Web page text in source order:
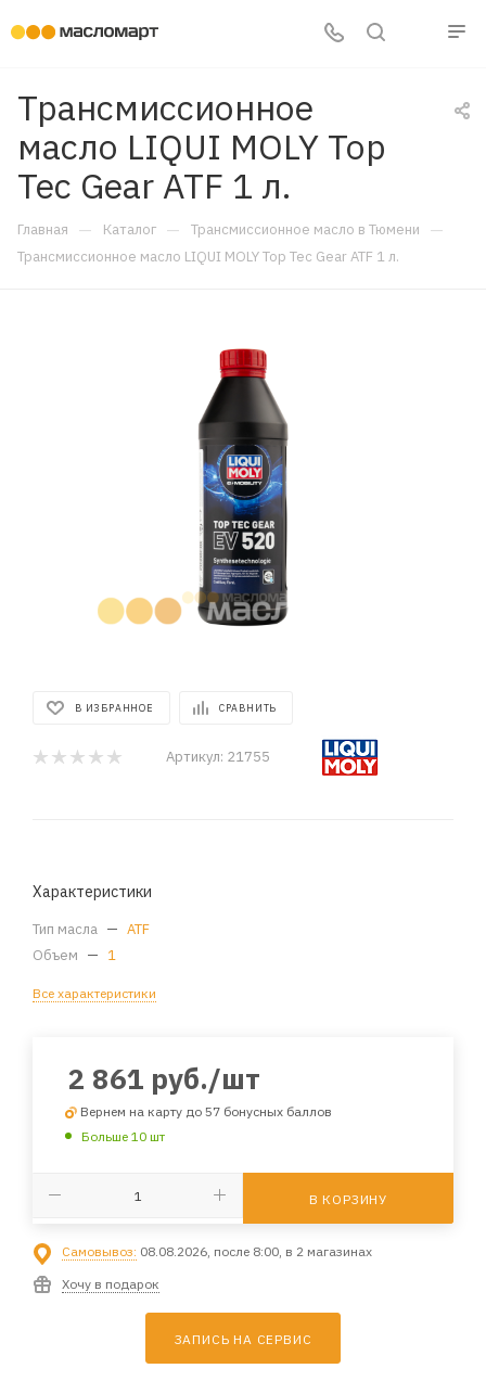
Трансмиссионное
масло LIQUI MOLY Top
Tec Gear ATF 1 л.
Главная — Каталог — Трансмиссионное масло в Тюмени —
Трансмиссионное масло LIQUI MOLY Top Tec Gear ATF 1 л.
В ИЗБРАННОЕ СРАВНИТЬ
Артикул: 21755
Характеристики
Тип масла — ATF
Объем — 1
Все характеристики
2 861 руб./шт
Вернем на карту до 57 бонусных баллов
Больше 10 шт
В КОРЗИНУ
Самовывоз: 08.08.2026, после 8:00, в 2 магазинах
Хочу в подарок
ЗАПИСЬ НА СЕРВИС